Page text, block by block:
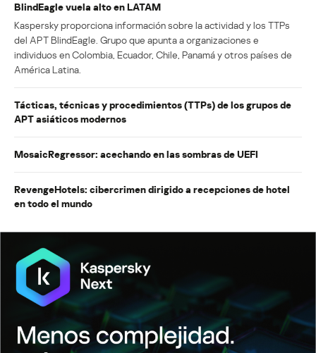
BlindEagle vuela alto en LATAM
Kaspersky proporciona información sobre la actividad y los TTPs
del APT BlindEagle. Grupo que apunta a organizaciones e
individuos en Colombia, Ecuador, Chile, Panamá y otros países de
América Latina.
Tácticas, técnicas y procedimientos (TTPs) de los grupos de
APT asiáticos modernos
MosaicRegressor: acechando en las sombras de UEFI
RevengeHotels: cibercrimen dirigido a recepciones de hotel
en todo el mundo